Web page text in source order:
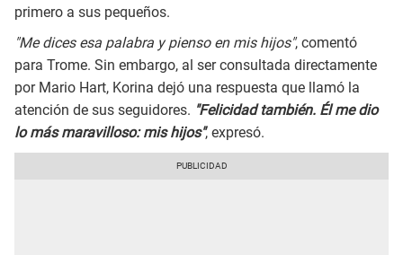
primero a sus pequeños.
"Me dices esa palabra y pienso en mis hijos", comentó
para Trome. Sin embargo, al ser consultada directamente
por Mario Hart, Korina dejó una respuesta que llamó la
atención de sus seguidores. "Felicidad también. Él me dio
lo más maravilloso: mis hijos", expresó.